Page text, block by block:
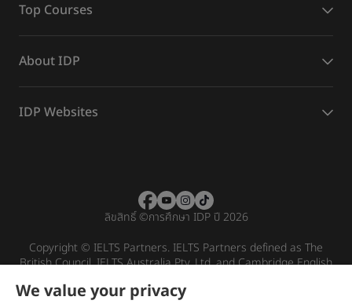
Top Courses
About IDP
IDP Websites
ลิขสิทธิ์©การศึกษา IDP ปี 2026
Copyright © IELTS Partners. IELTS Partners defined as The
British Council, IELTS Australia Pty. Ltd. and Cambridge English
We value your privacy